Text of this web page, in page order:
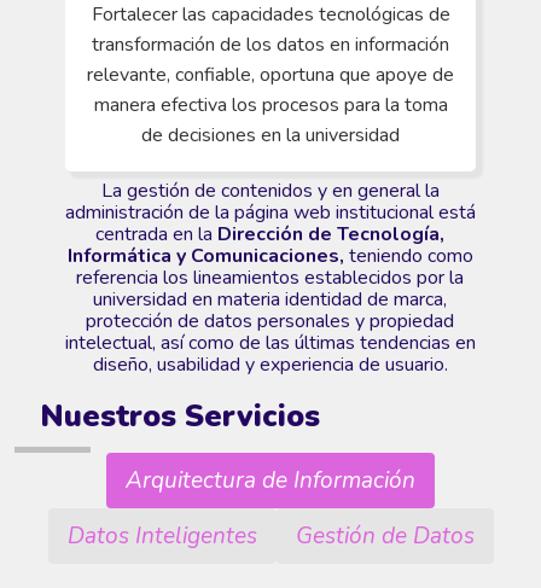
Fortalecer las capacidades tecnológicas de
transformación de los datos en información
relevante, confiable, oportuna que apoye de
manera efectiva los procesos para la toma
de decisiones en la universidad
La gestión de contenidos y en general la
administración de la página web institucional está
centrada en la Dirección de Tecnología,
Informática y Comunicaciones, teniendo como
referencia los lineamientos establecidos por la
universidad en materia identidad de marca,
protección de datos personales y propiedad
intelectual, así como de las últimas tendencias en
diseño, usabilidad y experiencia de usuario.
Nuestros Servicios
Arquitectura de Información
Datos Inteligentes
Gestión de Datos